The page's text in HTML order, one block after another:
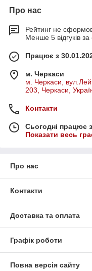
Про нас
Рейтинг не
Менше 5 відгуків за
Працює з
м. Черкаси
м. Черкаси,
203, Черкаси,
Контакти
Сьогодні працює
Показати весь
Про нас
Контакти
Доставка та оплата
Графік роботи
Повна версія сайту